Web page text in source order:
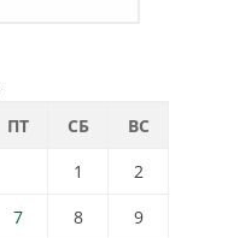
ПТ СБ
ВС
1
2
7 8
9